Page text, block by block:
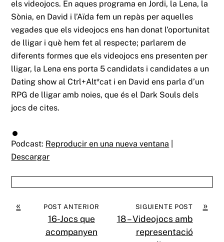
els videojocs. En aques programa en Jordi, la Lena, la
Sònia, en David i l’Aïda fem un repàs per aquelles
vegades que els videojocs ens han donat l’oportunitat
de lligar i què hem fet al respecte; parlarem de
diferents formes que els videojocs ens presenten per
lligar, la Lena ens porta 5 candidats i candidates a un
Dating show al Ctrl+Alt*cat i en David ens parla d’un
RPG de lligar amb noies, que és el Dark Souls dels
jocs de cites.
Podcast: Reproducir en una nueva ventana
Descargar
« POST ANTERIOR
16-Jocs que
acompanyen
»
SIGUIENTE POST
18 – Videojocs amb
representació